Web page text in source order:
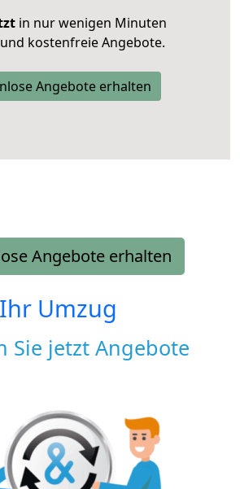
in nur wenigen Minuten
kostenfreie Angebote.
Angebote erhalten
Angebote erhalten
Ihr Umzug
Sie jetzt Angebote